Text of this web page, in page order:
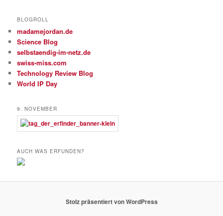
BLOGROLL
madamejordan.de
Science Blog
selbstaendig-im-netz.de
swiss-miss.com
Technology Review Blog
World IP Day
9. NOVEMBER
AUCH WAS ERFUNDEN?
Stolz präsentiert von WordPress